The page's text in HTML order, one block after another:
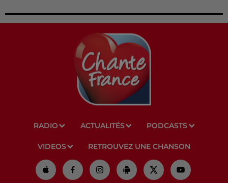
RADIO ACTUALITÉS PODCASTS
VIDEOS RETROUVEZ UNE CHANSON